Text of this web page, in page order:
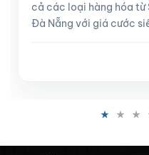
cả các loại hàng hóa từ
Đà Nẵng với giá cước